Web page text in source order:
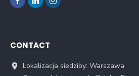
CONTACT
Lokalizacja siedziby: Warszawa